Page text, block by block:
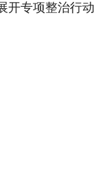
开专项整治行